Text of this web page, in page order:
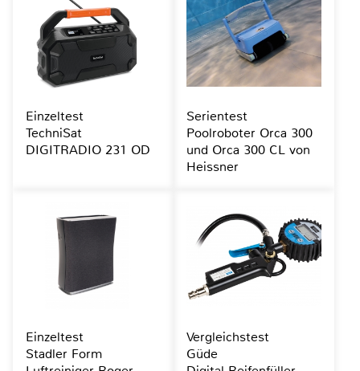
Einzeltest
TechniSat
DIGITRADIO 231 OD
Serientest
Poolroboter Orca 300
und Orca 300 CL von
Heissner
Einzeltest
Stadler Form
Vergleichstest
Güde